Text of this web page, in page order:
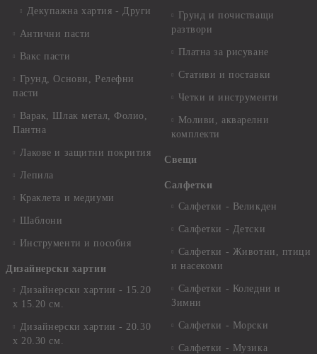
Декупажна хартия - Други
Антични пасти
Вакс пасти
Грунд, Основи, Релефни
пасти
Варак, Шлак метал, Фолио,
Пантна
Лакове и защитни покрития
Лепила
Краклета и медиуми
Шаблони
Инструменти и пособия
Дизайнерски хартии
Дизайнерски хартии - 15.20
х 15.20 см.
Дизайнерски хартии - 20.30
х 20.30 см.
Грунд и почистващи
разтвори
Платна за рисуване
Стативи и поставки
Четки и инструменти
Моливи, акварелни
комплекти
Свещи
Салфетки
Салфетки - Великден
Салфетки - Детски
Салфетки - Животни, птици
и насекоми
Салфетки - Коледни и
Зимни
Салфетки - Морски
Салфетки - Музика